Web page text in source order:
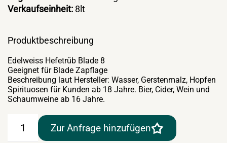
Verkaufseinheit: 8lt
Produktbeschreibung
Edelweiss Hefetrüb Blade 8
Geeignet für Blade Zapflage
Beschreibung laut Hersteller: Wasser, Gerstenmalz, Hopfen
Spirituosen für Kunden ab 18 Jahre. Bier, Cider, Wein und
Schaumweine ab 16 Jahre.
Edelweiss
Hefetrüb
Zur Anfrage hinzufügen